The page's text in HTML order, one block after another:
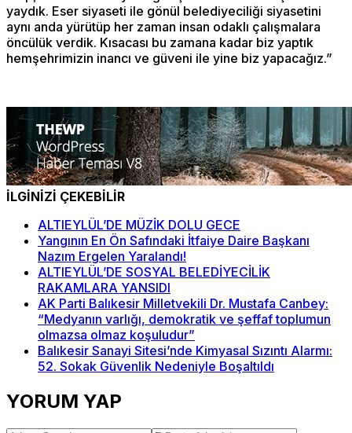
yaydık. Eser siyaseti ile gönül belediyeciliği siyasetini
aynı anda yürütüp her zaman insan odaklı çalışmalara
öncülük verdik. Kısacası bu zamana kadar biz yaptık
hemşehrimizin inancı ve güveni ile yine biz yapacağız.”
İLGİNİZİ ÇEKEBİLİR
ALTIEYLÜL’DE MÜZİK DOLU GECE
Yangının En Ön Safındaki İtfaiye Daire Başkanı
Nazım Ergelen Yaralandı!
ALTIEYLÜL’DE SOSYAL BELEDİYECİLİK
RAKAMLARA YANSIDI
AK Parti Balıkesir Milletvekili Dr. Mustafa Canbey:
“Medyanın varlığı, demokratik ve şeffaf toplumun
olmazsa olmaz koşuludur”
Balıkesir Sanayi Sitesi’nde Kimyasal Sızıntı Alarmı:
52. Sokak Güvenlik Nedeniyle Boşaltıldı
YORUM YAP